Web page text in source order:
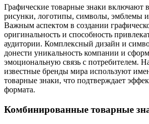
Графические товарные знаки включают
рисунки, логотипы, символы, эмблемы
Важным аспектом в создании
оригинальность и способность
аудитории. Комплексный дизайн и
донести уникальность компании и
эмоциональную связь с потребителем.
известные бренды мира используют
товарные знаки, что подтверждает
формата.
Комбинированные товарные